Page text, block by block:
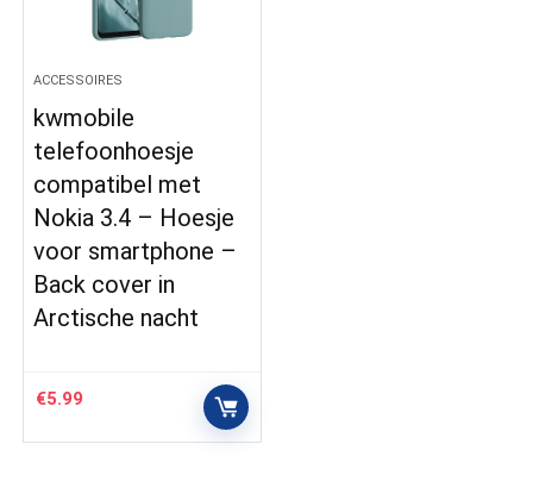
ACCESSOIRES
kwmobile
telefoonhoesje
compatibel met
Nokia 3.4 – Hoesje
voor smartphone –
Back cover in
Arctische nacht
€5.99